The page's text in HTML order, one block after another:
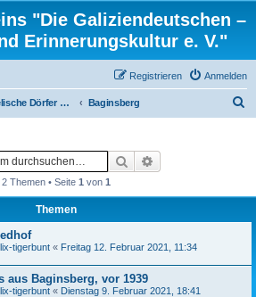
"Die Galiziendeutschen –
Erinnerungskultur e. V."
Anmelden
Registrieren
Evangelische Dörfer und ortsbezogene Familienforschung Baginsberg
Suche
2 Themen • Seite 1 von 1
Themen
tigerbunt « Freitag 12. Februar 2021, 11:34
aus Baginsberg, vor 1939
tigerbunt « Dienstag 9. Februar 2021, 18:41